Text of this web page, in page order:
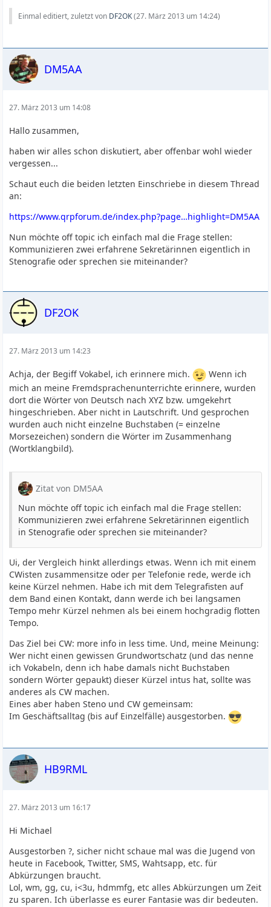
Einmal editiert, zuletzt von DF2OK(27. März 2013 um 14:24)
DM5AA
27. März 2013 um 14:08
Hallo zusammen,
haben wir alles schon diskutiert, aber offenbar wohl wieder
vergessen...
Schaut euch die beiden letzten Einschriebe in diesem Thread
an:
https://www.qrpforum.de/index.php?page…highlight=DM5AA
Nun möchte off topic ich einfach mal die Frage stellen:
Kommunizieren zwei erfahrene Sekretärinnen eigentlich in
Stenografie oder sprechen sie miteinander?
DF2OK
27. März 2013 um 14:23
Achja, der Begiff Vokabel, ich erinnere mich.
Wenn ich
mich an meine Fremdsprachenunterrichte erinnere, wurden
dort die Wörter von Deutsch nach XYZ bzw. umgekehrt
hingeschrieben. Aber nicht in Lautschrift. Und gesprochen
wurden auch nicht einzelne Buchstaben (= einzelne
Morsezeichen) sondern die Wörter im Zusammenhang
(Wortklangbild).
Zitat von DM5AA
Nun möchte off topic ich einfach mal die Frage stellen:
Kommunizieren zwei erfahrene Sekretärinnen eigentlich
in Stenografie oder sprechen sie miteinander?
Ui, der Vergleich hinkt allerdings etwas. Wenn ich mit einem
CWisten zusammensitze oder per Telefonie rede, werde ich
keine Kürzel nehmen. Habe ich mit dem Telegrafisten auf
dem Band einen Kontakt, dann werde ich bei langsamen
Tempo mehr Kürzel nehmen als bei einem hochgradig flotten
Tempo.
Das Ziel bei CW: more info in less time. Und, meine Meinung:
Wer nicht einen gewissen Grundwortschatz (und das nenne
ich Vokabeln, denn ich habe damals nicht Buchstaben
sondern Wörter gepaukt) dieser Kürzel intus hat, sollte was
anderes als CW machen.
Eines aber haben Steno und CW gemeinsam:
Im Geschäftsalltag (bis auf Einzelfälle) ausgestorben.
HB9RML
27. März 2013 um 16:17
Hi Michael
Ausgestorben ?, sicher nicht schaue mal was die Jugend von
heute in Facebook, Twitter, SMS, Wahtsapp, etc. für
Abkürzungen braucht.
Lol, wm, gg, cu, i<3u, hdmmfg, etc alles Abkürzungen um Zeit
zu sparen. Ich überlasse es eurer Fantasie was dir bedeuten.